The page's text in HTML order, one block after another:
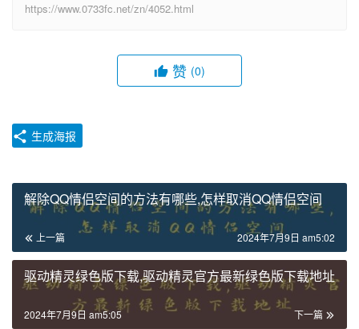
https://www.0733fc.net/zn/4052.html
赞 (0)
生成海报
解除QQ情侣空间的方法有哪些,怎样取消QQ情侣空间
上一篇 2024年7月9日 am5:02
驱动精灵绿色版下载,驱动精灵官方最新绿色版下载地址
下一篇
2024年7月9日 am5:05